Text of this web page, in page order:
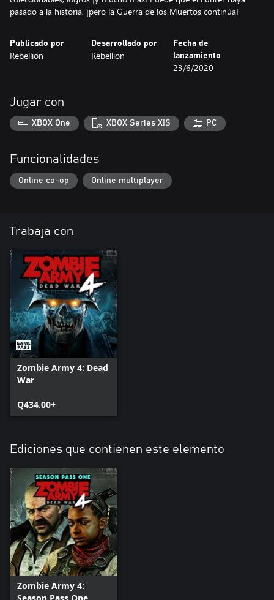
pasado a la historia, ¡pero la Guerra de los Muertos continúa!
Publicado por
Rebellion
Desarrollado por
Rebellion
Fecha de
lanzamiento
23/6/2020
Jugar con
XBOX One XBOX Series X|S PC
Funcionalidades
Online co-op Online multiplayer
Trabaja con
Zombie Army 4: Dead
War
Q434.00+
Ediciones que contienen este elemento
Zombie Army 4: